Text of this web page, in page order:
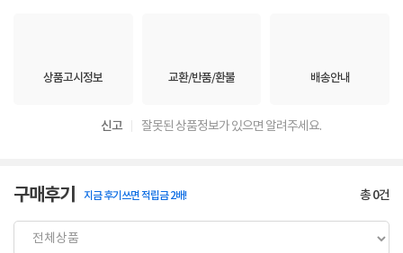
상품고시정보 교환/반품/환불 배송안내
신고 잘못된 상품정보가 있으면 알려주세요.
구매후기 지금 후기쓰면 적립금 2배! 총0건